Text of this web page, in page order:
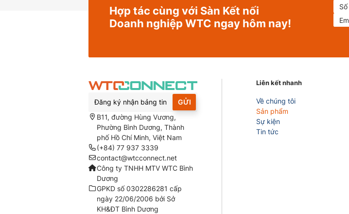
Hợp tác cùng với Sàn Kết nối
Doanh nghiệp WTC ngay hôm nay!
GỬI
B11, đường Hùng Vương,
Phường Bình Dương, Thành
phố Hồ Chí Minh, Việt Nam
(+84) 77 937 3339
contact@wtcconnect.net
Công ty TNHH MTV WTC Bình
Dương
GPKD số 0302286281 cấp
ngày 22/06/2006 bởi Sở
KH&ĐT Bình Dương
Liên kết nhanh
Về chúng tôi
Sản phẩm
Sự kiện
Tin tức